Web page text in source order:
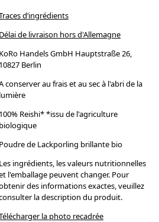
d’ingrédients
Délai de livraison hors d'Allemagne
KoRo Handels GmbH Hauptstraße 26,
10827 Berlin
conserver au frais et au sec à l'abri de la
lumière
100% Reishi* *issu de l'agriculture
biologique
Poudre de Lackporling brillante bio
Les ingrédients, les valeurs nutritionnelles
l'emballage peuvent changer. Pour
des informations exactes, veuillez
la description du produit.
la photo recadrée